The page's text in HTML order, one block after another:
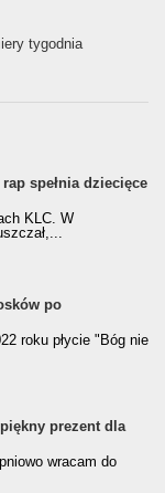
tygodnia
spełnia dziecięce
KLC. W
po
roku płycie "Bóg nie
prezent dla
wracam do